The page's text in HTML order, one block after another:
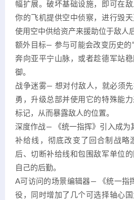
幅扩展。破坏基础设施，即可在
你的飞机提供空中侦察，进行毁
使用空中供给资产来援助位于敌人
额外目标— 参与可能会改变历史
奔向亚平宁山脉，或者趁德军站
御。
战争迷雾— 想对付敌人，就必须
勇，升级总部并使用它的特殊能
标记，从而暴露敌人的位置。
深度作战— 《统一指挥》引入成
补给线，彻底改变了回合制战略
后、切断补给线和包围敌军单位
自己的后勤。
A可访问的场景编辑器— 《统一指
役，同时增加了几个可选择轴心